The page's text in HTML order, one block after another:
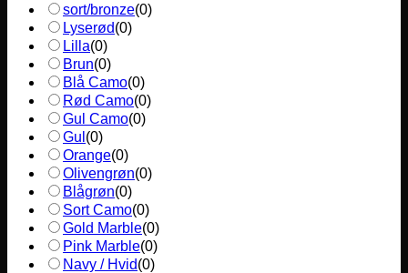
sort/bronze(0)
Lyserød(0)
Lilla(0)
Brun(0)
Blå Camo(0)
Rød Camo(0)
Gul Camo(0)
Gul (0)
Orange(0)
Olivengrøn(0)
Blågrøn(0)
Sort Camo(0)
Gold Marble(0)
Pink Marble(0)
Navy / Hvid(0)